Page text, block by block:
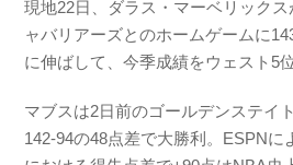
c
e
o
tt
er
er
n
e
e
現地22日、ダラス・マーベリック
ャバリアーズとのホームゲームに
に伸ばして、今季成績をウェスト5
マブスは2日前のゴールデンステイ
142-94の48点差で大勝利。ESPNに